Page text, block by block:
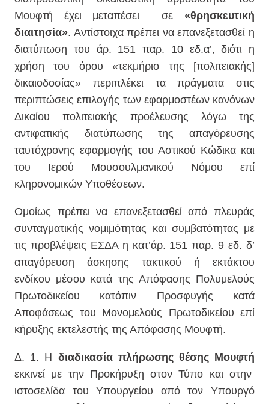
Μουφτή έχει μεταπέσει σε «θρησκευτική
διαιτησία». Αντίστοιχα πρέπει να επανεξετασθεί η
διατύπωση του άρ. 151 παρ. 10 εδ.α’, διότι η
χρήση του όρου «τεκμήριο της [πολιτειακής]
δικαιοδοσίας» περιπλέκει τα πράγματα στις
περιπτώσεις επιλογής των εφαρμοστέων κανόνων
Δικαίου πολιτειακής προέλευσης λόγω της
αντιφατικής διατύπωσης της απαγόρευσης
ταυτόχρονης εφαρμογής του Αστικού Κώδικα και
του Ιερού Μουσουλμανικού Νόμου επί
κληρονομικών Υποθέσεων.
Ομοίως πρέπει να επανεξετασθεί από πλευράς
συνταγματικής νομιμότητας και συμβατότητας με
τις προβλέψεις ΕΣΔΑ η κατ’άρ. 151 παρ. 9 εδ. δ’
απαγόρευση άσκησης τακτικού ή εκτάκτου
ενδίκου μέσου κατά της Απόφασης Πολυμελούς
Πρωτοδικείου κατόπιν Προσφυγής κατά
Αποφάσεως του Μονομελούς Πρωτοδικείου επί
κήρυξης εκτελεστής της Απόφασης Μουφτή.
Δ. 1. Η διαδικασία πλήρωσης θέσης Μουφτή
εκκινεί με την Προκήρυξη στον Τύπο και στην
ιστοσελίδα του Υπουργείου από τον Υπουργό